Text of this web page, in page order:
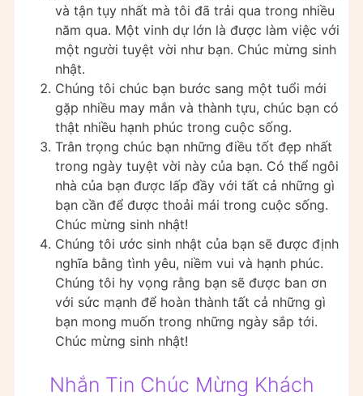
và tận tụy nhất mà tôi đã trải qua trong nhiều
năm qua. Một vinh dự lớn là được làm việc với
một người tuyệt vời như bạn. Chúc mừng sinh
nhật.
Chúng tôi chúc bạn bước sang một tuổi mới
gặp nhiều may mắn và thành tựu, chúc bạn có
thật nhiều hạnh phúc trong cuộc sống.
Trân trọng chúc bạn những điều tốt đẹp nhất
trong ngày tuyệt vời này của bạn. Có thể ngôi
nhà của bạn được lấp đầy với tất cả những gì
bạn cần để được thoải mái trong cuộc sống.
Chúc mừng sinh nhật!
Chúng tôi ước sinh nhật của bạn sẽ được định
nghĩa bằng tình yêu, niềm vui và hạnh phúc.
Chúng tôi hy vọng rằng bạn sẽ được ban ơn
với sức mạnh để hoàn thành tất cả những gì
bạn mong muốn trong những ngày sắp tới.
Chúc mừng sinh nhật!
Nhắn Tin Chúc Mừng Khách